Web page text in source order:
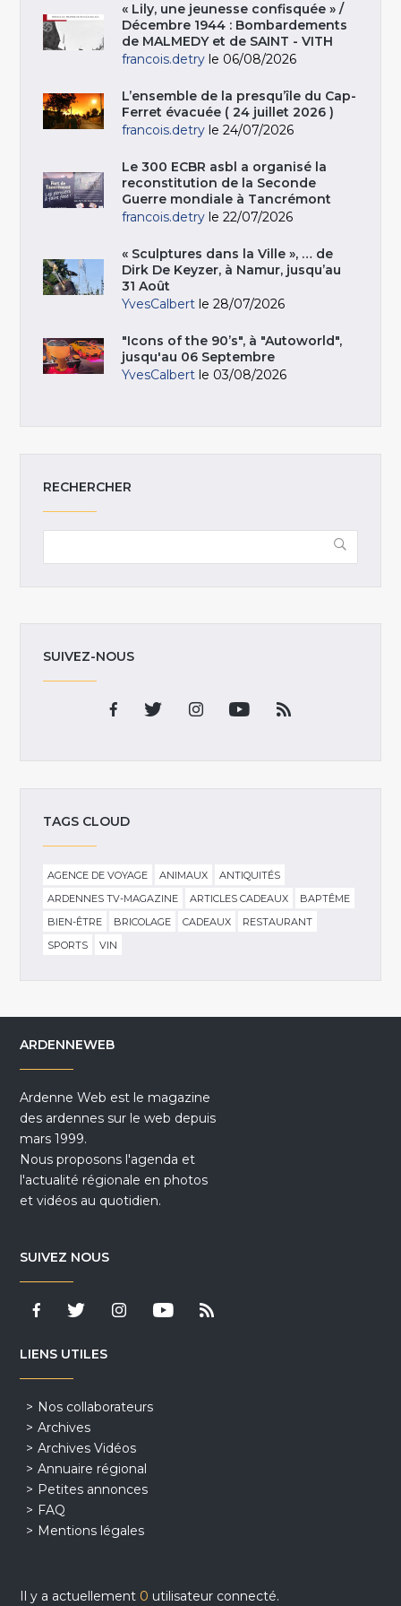
« Lily, une jeunesse confisquée » /
Décembre 1944 : Bombardements
de MALMEDY et de SAINT - VITH
francois.detry le 06/08/2026
L’ensemble de la presqu’île du Cap-
Ferret évacuée ( 24 juillet 2026 )
francois.detry le 24/07/2026
Le 300 ECBR asbl a organisé la
reconstitution de la Seconde
Guerre mondiale à Tancrémont
francois.detry le 22/07/2026
« Sculptures dans la Ville », … de
Dirk De Keyzer, à Namur, jusqu’au
31 Août
YvesCalbert le 28/07/2026
"Icons of the 90’s", à "Autoworld",
jusqu'au 06 Septembre
YvesCalbert le 03/08/2026
RECHERCHER
SUIVEZ-NOUS
TAGS CLOUD
AGENCE DE VOYAGE ANIMAUX
ANTIQUITÉS
ARDENNES TV-MAGAZINE
ARTICLES CADEAUX
BAPTÊME
BIEN-ÊTRE
BRICOLAGE CADEAUX
RESTAURANT
SPORTS
VIN
ARDENNEWEB
Ardenne Web est le magazine
des ardennes sur le web depuis
mars 1999.
Nous proposons l'agenda et
l'actualité régionale en photos
et vidéos au quotidien.
SUIVEZ NOUS
LIENS UTILES
Nos collaborateurs
Archives
Archives Vidéos
Annuaire régional
Petites annonces
FAQ
Mentions légales
Il y a actuellement 0 utilisateur connecté.